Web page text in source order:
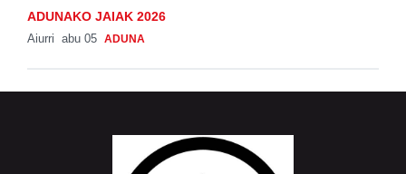
ADUNAKO JAIAK 2026
Aiurri abu 05 ADUNA